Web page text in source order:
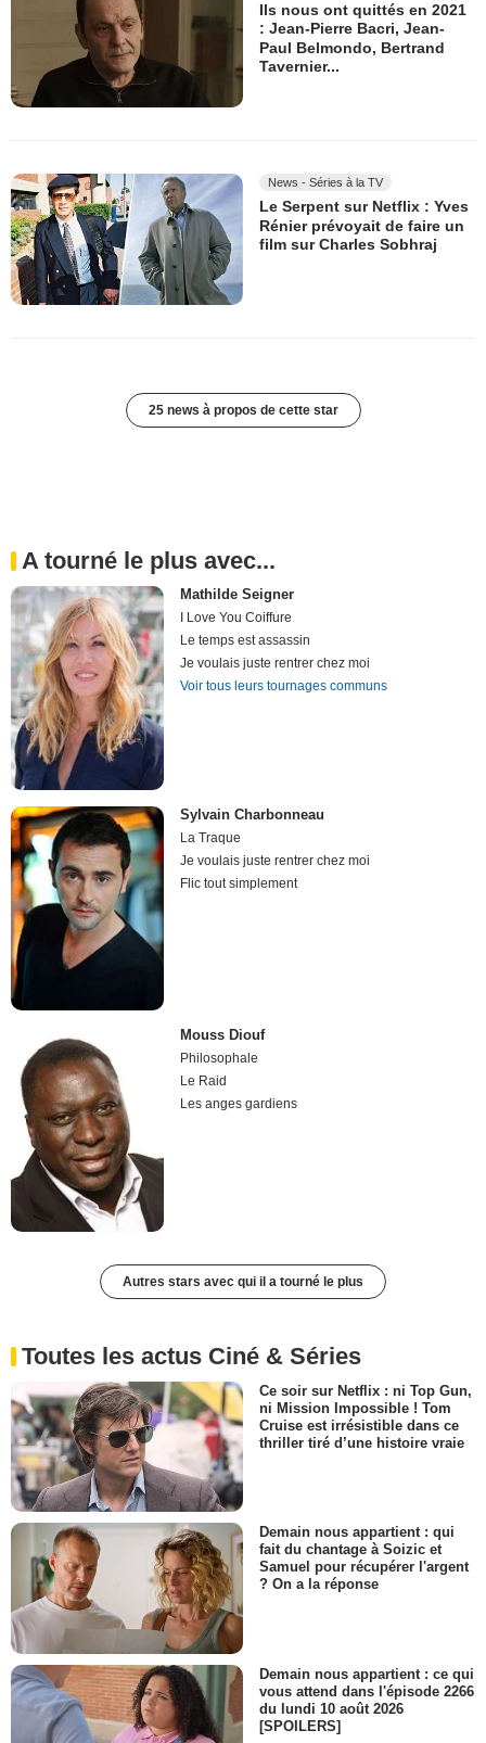
Ils nous ont quittés en 2021
: Jean-Pierre Bacri, Jean-
Paul Belmondo, Bertrand
Tavernier...
News - Séries à la TV
Le Serpent sur Netflix : Yves
Rénier prévoyait de faire un
film sur Charles Sobhraj
25 news à propos de cette star
A tourné le plus avec...
Mathilde Seigner
I Love You Coiffure
Le temps est assassin
Je voulais juste rentrer chez moi
Voir tous leurs tournages communs
Sylvain Charbonneau
La Traque
Je voulais juste rentrer chez moi
Flic tout simplement
Mouss Diouf
Philosophale
Le Raid
Les anges gardiens
Autres stars avec qui il a tourné le plus
Toutes les actus Ciné & Séries
Ce soir sur Netflix : ni Top Gun,
ni Mission Impossible ! Tom
Cruise est irrésistible dans ce
thriller tiré d’une histoire vraie
Demain nous appartient : qui
fait du chantage à Soizic et
Samuel pour récupérer l'argent
? On a la réponse
Demain nous appartient : ce qui
vous attend dans l'épisode 2266
du lundi 10 août 2026
[SPOILERS]